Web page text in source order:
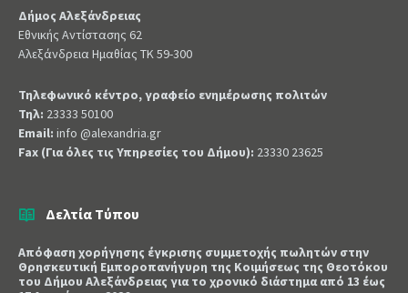
Δήμος Αλεξάνδρειας
Εθνικής Αντίστασης 62
Αλεξάνδρεια Ημαθίας ΤΚ 59-300
Τηλεφωνικό κέντρο, γραφείο ενημέρωσης πολιτών
Τηλ: 23333 50100
Email: info @alexandria.gr
Fax (Για όλες τις Υπηρεσίες του Δήμου): 23330 23625
Δελτία Τύπου
Απόφαση χορήγησης έγκρισης συμμετοχής πωλητών στην
Θρησκευτική Εμποροπανήγυρη της Κοιμήσεως της Θεοτόκου
του Δήμου Αλεξάνδρειας για το χρονικό διάστημα από 13 έως